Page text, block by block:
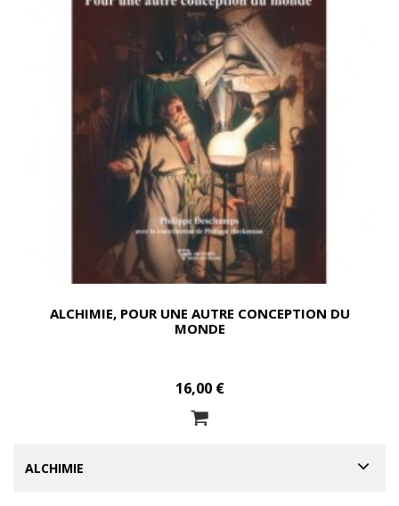
ALCHIMIE, POUR UNE AUTRE CONCEPTION DU
MONDE
16,00 €
ALCHIMIE